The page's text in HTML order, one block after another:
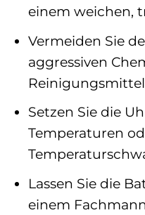
einem weichen,
Vermeiden Sie
aggressiven
Setzen Sie die
Temperaturen
Lassen Sie die
einem